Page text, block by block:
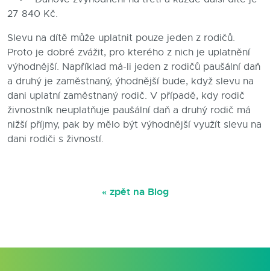
27 840 Kč.
Slevu na dítě může uplatnit pouze jeden z rodičů.
Proto je dobré zvážit, pro kterého z nich je uplatnění
výhodnější. Například má-li jeden z rodičů paušální daň
a druhý je zaměstnaný, ýhodnější bude, když slevu na
dani uplatní zaměstnaný rodič. V případě, kdy rodič
živnostník neuplatňuje paušální daň a druhý rodič má
nižší příjmy, pak by mělo být výhodnější využít slevu na
dani rodiči s živností.
« zpět na Blog